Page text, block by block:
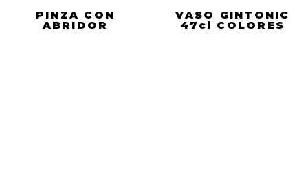
PINZA CON
ABRIDOR
VASO GINTONIC
47cl COLORES